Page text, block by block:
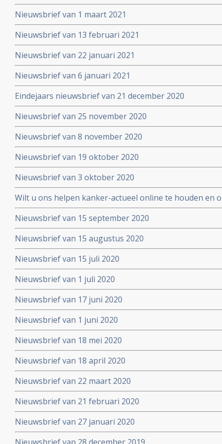
Nieuwsbrief van 1 maart 2021
Nieuwsbrief van 13 februari 2021
Nieuwsbrief van 22 januari 2021
Nieuwsbrief van 6 januari 2021
Eindejaars nieuwsbrief van 21 december 2020
Nieuwsbrief van 25 november 2020
Nieuwsbrief van 8 november 2020
Nieuwsbrief van 19 oktober 2020
Nieuwsbrief van 3 oktober 2020
Wilt u ons helpen kanker-actueel online te houden en
extra donatie aub?
Nieuwsbrief van 15 september 2020
Nieuwsbrief van 15 augustus 2020
Nieuwsbrief van 15 juli 2020
Nieuwsbrief van 1 juli 2020
Nieuwsbrief van 17 juni 2020
Nieuwsbrief van 1 juni 2020
Nieuwsbrief van 18 mei 2020
Nieuwsbrief van 18 april 2020
Nieuwsbrief van 22 maart 2020
Nieuwsbrief van 21 februari 2020
Nieuwsbrief van 27 januari 2020